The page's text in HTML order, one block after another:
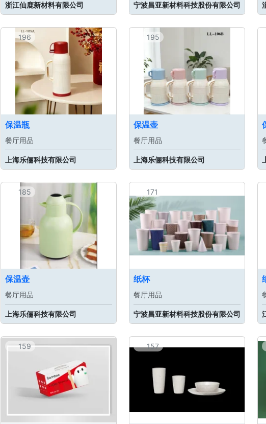
浙江仙鹿新材料有限公司 宁波昌亚新材料科技股份有限公司
196
保温瓶
餐厅用品
上海乐俪科技有限公司
195
保温壶
餐厅用品
上海乐俪科技有限公司
185
保温壶
餐厅用品
上海乐俪科技有限公司
171
纸杯
餐厅用品
宁波昌亚新材料科技股份有限公司
159 157